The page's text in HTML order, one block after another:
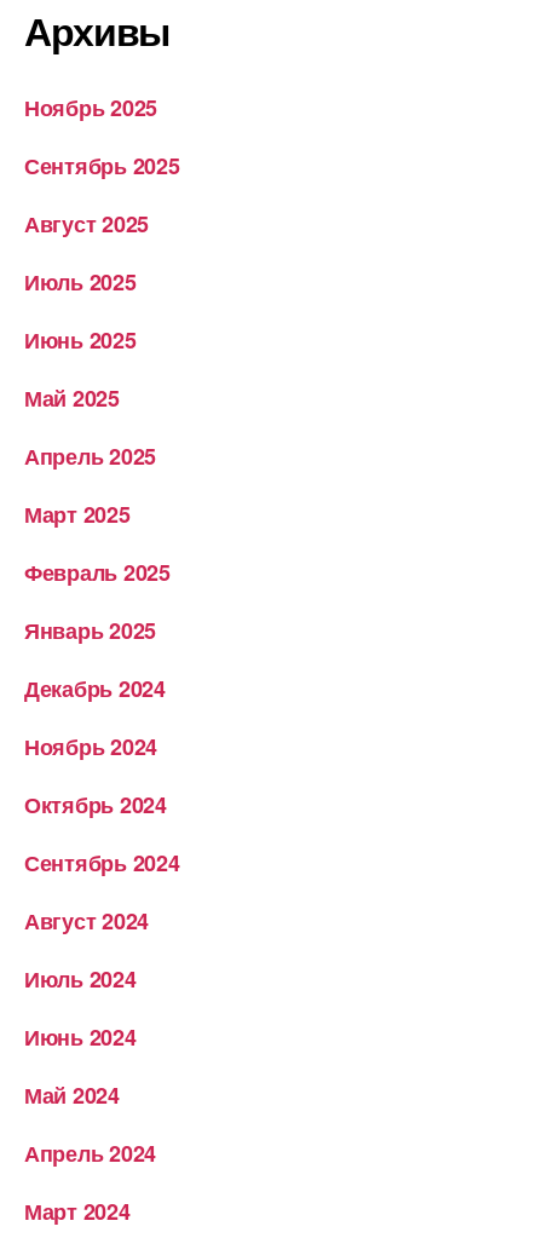
Архивы
Ноябрь 2025
Сентябрь 2025
Август 2025
Июль 2025
Июнь 2025
Май 2025
Апрель 2025
Март 2025
Февраль 2025
Январь 2025
Декабрь 2024
Ноябрь 2024
Октябрь 2024
Сентябрь 2024
Август 2024
Июль 2024
Июнь 2024
Май 2024
Апрель 2024
Март 2024